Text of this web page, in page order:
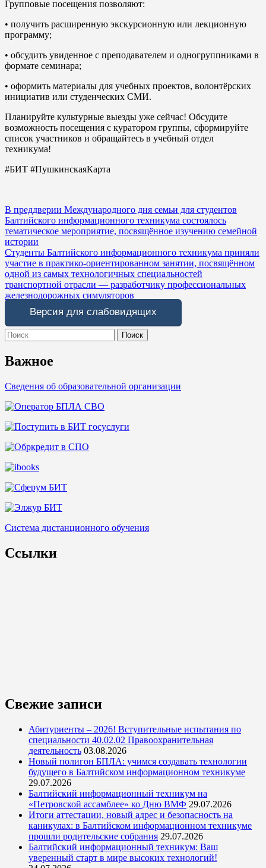
Групповые посещения позволяют:
• получить расширенную экскурсионную или лекционную
программу;
• обсудить увиденное с преподавателем и одногруппниками в
формате семинара;
• оформить материалы для учебных проектов, волонтёрских
инициатив или студенческих СМИ.
Планируйте культурные выезды уже сейчас! Обсудите
возможность посещения с куратором группы, сформируйте
список участников и обращайтесь в учебный отдел
техникума!
#БИТ #ПушкинскаяКарта
Навигация
по
записям
В преддверии Международного дня семьи для студентов
Балтийского информационного техникума состоялось
тематическое мероприятие, посвящённое изучению семейной
истории
Студенты Балтийского информационного техникума приняли
участие в практико-ориентированном занятии, посвящённом
одной из самых технологичных специальностей
транспортной отрасли — разработчику профессиональных
железнодорожных симуляторов
Версия для слабовидящих
Search
for:
Важное
Сведения об образовательной организации
Система дистанционного обучения
Ссылки
Свежие записи
Абитуриенты – 2026! Вступительные испытания по
специальности 40.02.02 Правоохранительная
деятельность 03.08.2026
Новый полигон БПЛА: учимся создавать технологии
будущего в Балтийском информационном техникуме
29.07.2026
Балтийский информационный техникум на
«Петровской ассамблее» ко Дню ВМФ 29.07.2026
Итоги аттестации, новый адрес и безопасность на
каникулах: в Балтийском информационном техникуме
прошли родительские собрания 29.07.2026
Балтийский информационный техникум: Ваш
уверенный старт в мире высоких технологий!